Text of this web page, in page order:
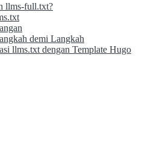
llms-full.txt?
demi Langkah
llms.txt dengan Template Hugo